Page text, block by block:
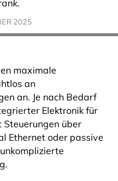
2025
maximale
an
Elektronik für
Ethernet oder passive